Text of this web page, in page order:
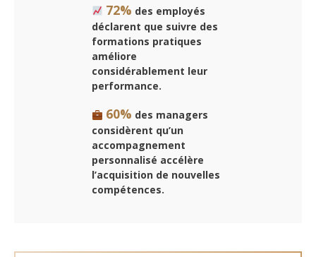
72% des employés
déclarent que suivre des
formations pratiques
améliore
considérablement leur
performance.
60% des managers
considèrent qu’un
accompagnement
personnalisé accélère
l’acquisition de nouvelles
compétences.